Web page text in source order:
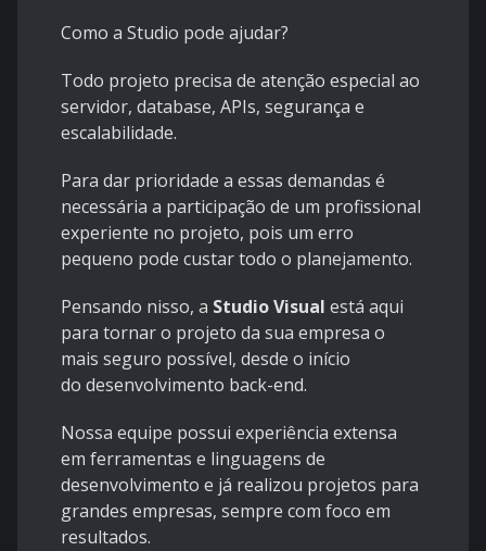
Como a Studio pode ajudar?
Todo projeto precisa de atenção especial ao
servidor, database, APIs, segurança e
escalabilidade.
Para dar prioridade a essas demandas é
necessária a participação de um profissional
experiente no projeto, pois um erro
pequeno pode custar todo o planejamento.
Pensando nisso, a Studio Visual está aqui
para tornar o projeto da sua empresa o
mais seguro possível, desde o início
do desenvolvimento back-end.
Nossa equipe possui experiência extensa
em ferramentas e linguagens de
desenvolvimento e já realizou projetos para
grandes empresas, sempre com foco em
resultados.